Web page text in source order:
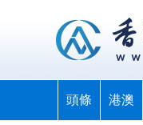
頭條 港澳